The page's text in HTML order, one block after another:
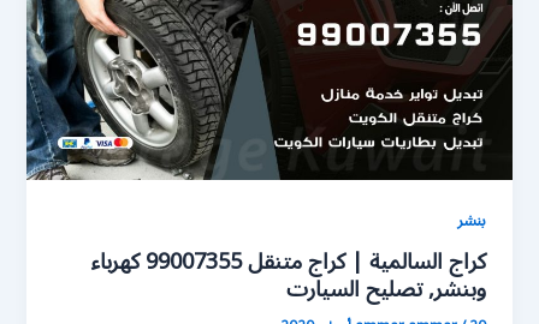
بنشر
كراج السالمية | كراج متنقل 99007355 كهرباء
وبنشر, تصليح السيارت